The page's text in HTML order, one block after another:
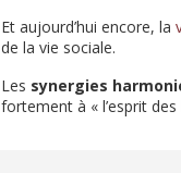
Et aujourd’hui encore, la
de la vie sociale.
Les synergies
fortement à « l’esprit des